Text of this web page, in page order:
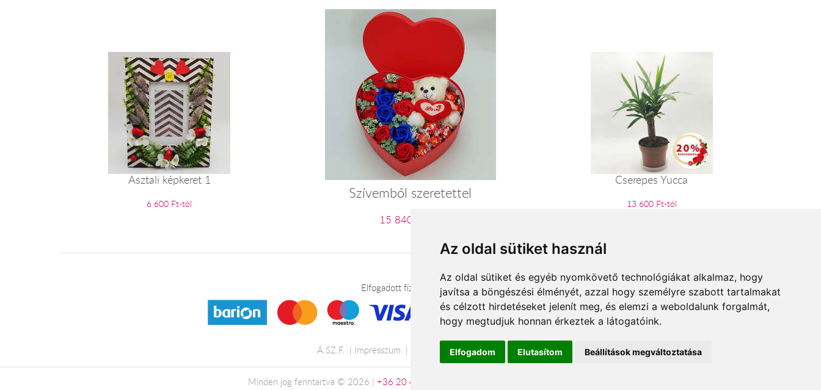
Az oldal sütiket használ
Az oldal sütiket és egyéb nyomkövető technológiákat alkalmaz, hogy
javítsa a böngészési élményét, azzal hogy személyre szabott tartalmakat
és célzott hirdetéseket jelenít meg, és elemzi a weboldalunk forgalmát,
hogy megtudjuk honnan érkeztek a látogatóink.
Elfogadom Elutasítom Beállítások megváltoztatása
Asztali képkeret 1
6 600 Ft-tól
Szívemből szeretettel
15 840 Ft-tól
Cserepes Yucca
13 600 Ft-tól
Elfogadott fizetési módok
Á.SZ.F. Impresszum Adatkezelési tájékoztató
Minden jog fenntartva © 2026 | +36 20 488-8362